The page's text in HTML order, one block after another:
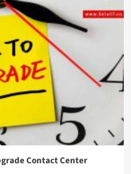
Contact Center